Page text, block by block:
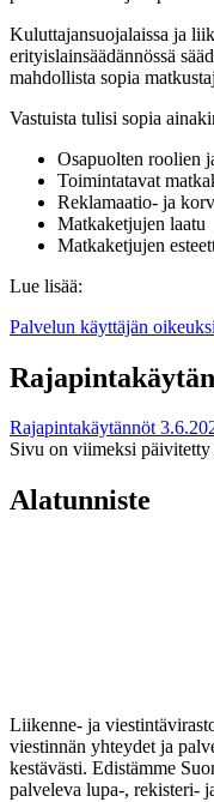
Kuluttajansuojalaissa ja
erityislainsäädännössä
mahdollista sopia
Vastuista tulisi sopia
Osapuolten roolien
Toimintatavat
Reklamaatio- ja
Matkaketjujen laatu
Matkaketjujen
Lue lisää:
Palvelun käyttäjän
Rajapintakäytännöt
Sivu on viimeksi päivitetty
Alatunniste
Liikenne- ja
viestinnän yhteydet ja
kestävästi. Edistämme
palveleva lupa-, rekisteri-